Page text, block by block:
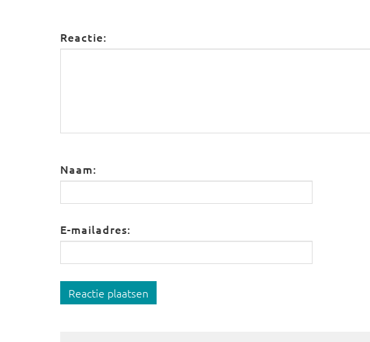
Reactie:
Naam:
E-mailadres:
Reactie plaatsen